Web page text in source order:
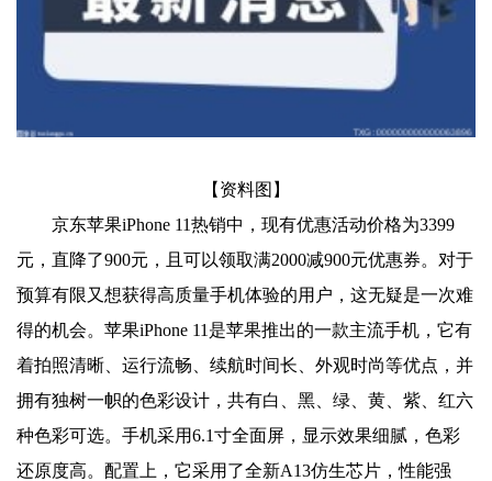
【资料图】
京东苹果iPhone 11热销中，现有优惠活动价格为3399
元，直降了900元，且可以领取满2000减900元优惠券。对于
预算有限又想获得高质量手机体验的用户，这无疑是一次难
得的机会。苹果iPhone 11是苹果推出的一款主流手机，它有
着拍照清晰、运行流畅、续航时间长、外观时尚等优点，并
拥有独树一帜的色彩设计，共有白、黑、绿、黄、紫、红六
种色彩可选。手机采用6.1寸全面屏，显示效果细腻，色彩
还原度高。配置上，它采用了全新A13仿生芯片，性能强